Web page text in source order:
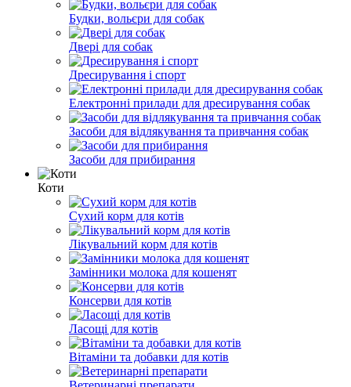
Будки, вольєри для собак
Двері для собак
Дресирування і спорт
Електронні прилади для дресирування собак
Засоби для відлякування та привчання собак
Засоби для прибирання
Коти
Сухий корм для котів
Лікувальний корм для котів
Замінники молока для кошенят
Консерви для котів
Ласощі для котів
Вітаміни та добавки для котів